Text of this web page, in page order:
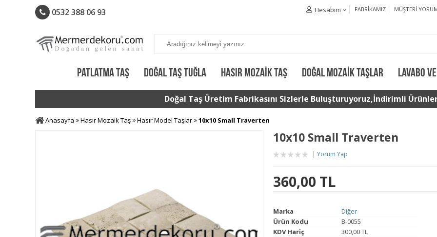
0532 388 06 93 FABRIKAMIZ MÜŞTERI
Hesabım
PATLATMA TAŞ DOĞAL TAŞ TUĞLA HASIR MOZAIK TAŞ DOĞAL MOZAIK TAŞLAR LAVABO
Doğal Taş Üretim Fabrikasını Sizlerle Buluşturuyoruz,İndirimli Ürünler
Anasayfa Hasır Mozaik Taş Hasır Model Taşlar 10x10 Small Traverten
10x10 Small Traverten
Yorum Yap
360,00 TL
Marka
Diğer
Ürün Kodu
B-0055
KDV Hariç
300,00 TL